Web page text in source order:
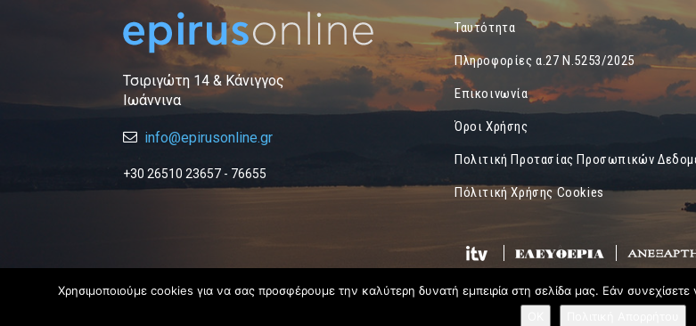
Τσιριγώτη 14 & Κάνιγγος
Ιωάννινα
info@epirusonline.gr
+30 26510 23657 - 76655
Ταυτότητα
Πληροφορίες α.27 Ν.5253/2025
Επικοινωνία
Όροι Χρήσης
Πολιτική Προτασίας Προσωπικών
Πόλιτική Χρήσης Cookies
Χρησιμοποιούμε cookies για να σας προσφέρουμε την καλύτερη δυνατή εμπειρία στη σελίδα μας. Εάν